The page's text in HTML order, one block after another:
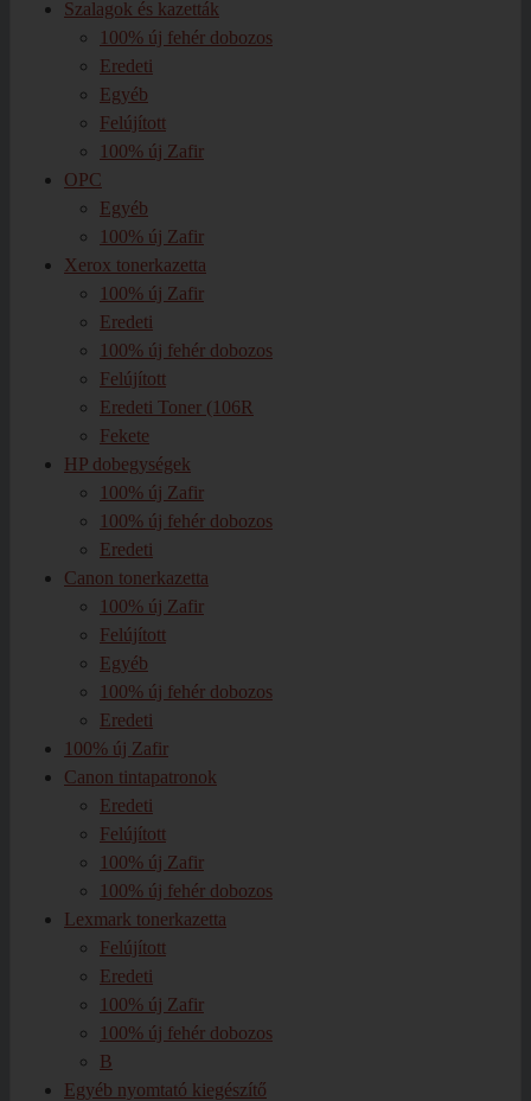
Szalagok és kazetták
100% új fehér dobozos
Eredeti
Egyéb
Felújított
100% új Zafir
OPC
Egyéb
100% új Zafir
Xerox tonerkazetta
100% új Zafir
Eredeti
100% új fehér dobozos
Felújított
Eredeti Toner (106R
Fekete
HP dobegységek
100% új Zafir
100% új fehér dobozos
Eredeti
Canon tonerkazetta
100% új Zafir
Felújított
Egyéb
100% új fehér dobozos
Eredeti
100% új Zafir
Canon tintapatronok
Eredeti
Felújított
100% új Zafir
100% új fehér dobozos
Lexmark tonerkazetta
Felújított
Eredeti
100% új Zafir
100% új fehér dobozos
B
Egyéb nyomtató kiegészítő